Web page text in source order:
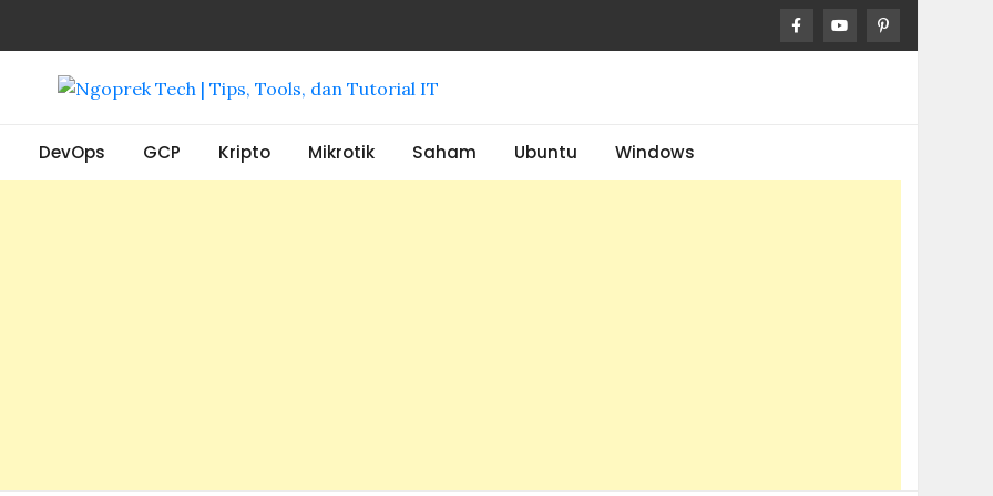
Tools, dan Tutorial IT
DevOps GCP Kripto Mikrotik Saham Ubuntu Windows